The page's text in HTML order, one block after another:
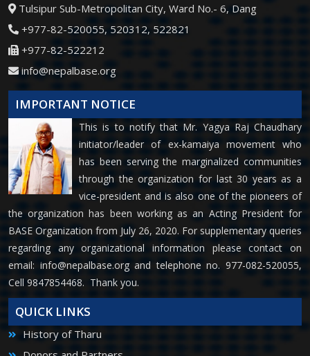
Tulsipur Sub-Metropolitan City, Ward No.- 6, Dang
+977-82-520055, 520312, 522821
+977-82-522212
info@nepalbase.org
IMPORTANT NOTICE
This is to notify that Mr. Yagya Raj Chaudhary
initiator/leader of ex-kamaiya movement who
has been serving the marginalized communities
through the organization for last 30 years as a
vice-president and is also one of the pioneers of
the organization has been working as an Acting President for
BASE Organization from July 26, 2020. For supplementary queries
regarding any organizational information please contact on
email: info@nepalbase.organd telephone no. 977-082-520055,
Cell 9847854468. Thank you.
QUICK LINKS
History of Tharu